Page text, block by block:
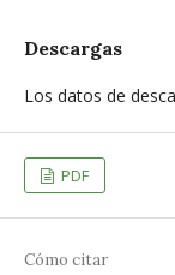
Descargas
Los datos de
PDF
Cómo citar